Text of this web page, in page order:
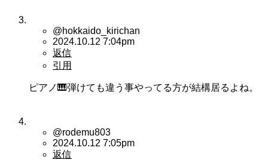
@hokkaido_kirichan
2024.10.12 7:04pm
返信
引用
ピアノ🎹弾けても違う事やってる方が結構居るよね。
@rodemu803
2024.10.12 7:05pm
返信